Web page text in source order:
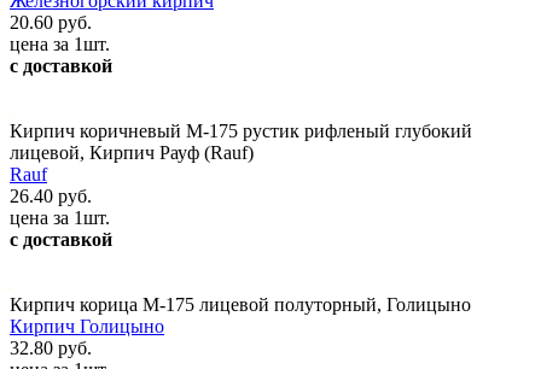
20.60 руб.
цена за 1шт.
с доставкой
Кирпич коричневый М-175 рустик рифленый глубокий
лицевой, Кирпич Рауф (Rauf)
Rauf
26.40 руб.
цена за 1шт.
с доставкой
Кирпич корица М-175 лицевой полуторный, Голицыно
Кирпич Голицыно
32.80 руб.